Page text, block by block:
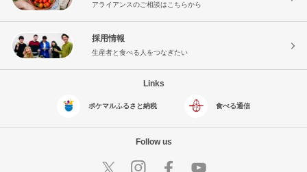
アライアンスのご相談はこちらから
採用情報
生産者と食べる人をつなぎたい
Links
ポケマルふるさと納税 食べる通信
Follow us